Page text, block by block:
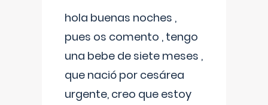
hola buenas noches ,
pues os comento , tengo
una bebe de siete meses ,
que nació por cesárea
urgente, creo que estoy